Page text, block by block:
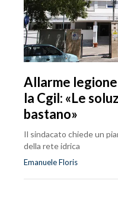
Allarme
la Cgil: «Le
bastano»
Il sindacato chiede un
della rete idrica
Emanuele Floris